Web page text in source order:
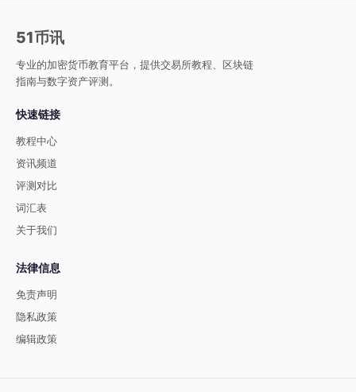
51币讯
专业的加密货币教育平台，提供交易所教程、区块链
指南与数字资产评测。
快速链接
教程中心
资讯频道
评测对比
词汇表
关于我们
法律信息
免责声明
隐私政策
编辑政策